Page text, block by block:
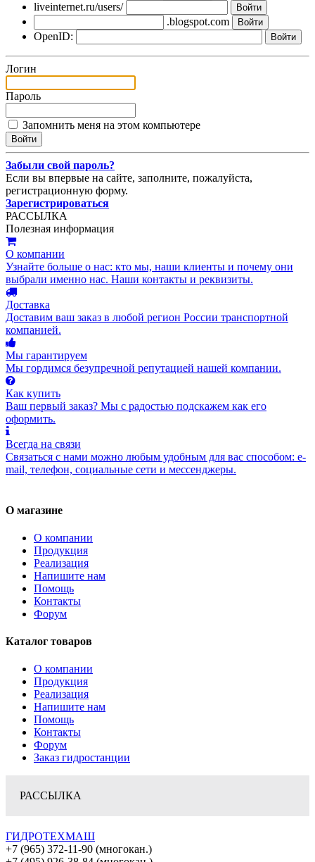
liveinternet.ru/users/
.blogspot.com
OpenID:
Логин
Пароль
Запомнить меня на этом компьютере
Забыли свой пароль?
Если вы впервые на сайте, заполните, пожалуйста,
регистрационную форму.
Зарегистрироваться
РАССЫЛКА
Полезная информация
О компании
Узнайте больше о нас: кто мы, наши клиенты и почему они
выбрали именно нас. Наши контакты и реквизиты.
Доставка
Доставим ваш заказ в любой регион России транспортной
компанией.
Мы гарантируем
Мы гордимся безупречной репутацией нашей компании.
Как купить
Ваш первый заказ? Мы с радостью подскажем как его
оформить.
Всегда на связи
Связаться с нами можно любым удобным для вас способом: e-
mail, телефон, социальные сети и мессенджеры.
О магазине
О компании
Продукция
Реализация
Напишите нам
Помощь
Контакты
Форум
Каталог товаров
О компании
Продукция
Реализация
Напишите нам
Помощь
Контакты
Форум
Заказ гидростанции
РАССЫЛКА
ГИДРОТЕХМАШ
+7 (965) 372-11-90 (многокан.)